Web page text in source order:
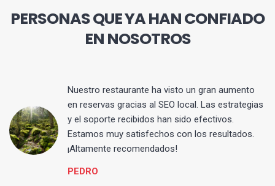
PERSONAS QUE YA HAN CONFIADO
EN NOSOTROS
Nuestro restaurante ha visto un gran aumento
en reservas gracias al SEO local. Las estrategias
y el soporte recibidos han sido efectivos.
Estamos muy satisfechos con los resultados.
¡Altamente recomendados!
PEDRO